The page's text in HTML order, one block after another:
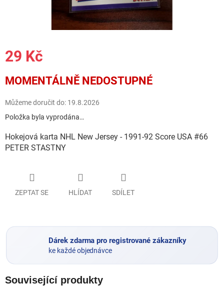
29 Kč
cena:
MOMENTÁLNĚ NEDOSTUPNÉ
Můžeme doručit do: 19.8.2026
Položka byla vyprodána…
Hokejová karta NHL New Jersey - 1991-92 Score USA #66
PETER STASTNY
ZEPTAT SE HLÍDAT SDÍLET
Dárek zdarma pro registrované zákazníky
ke každé objednávce
Související produkty